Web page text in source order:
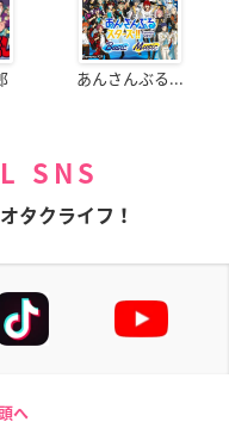
あんさんぶる...
SNS
タクライフ！
へ